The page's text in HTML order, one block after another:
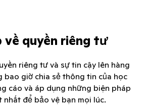
về quyền riêng tư
riêng tư và sự tin cậy lên hàng
bao giờ chia sẻ thông tin của học
cáo và áp dụng những biện pháp
nhất để bảo vệ bạn mọi lúc.